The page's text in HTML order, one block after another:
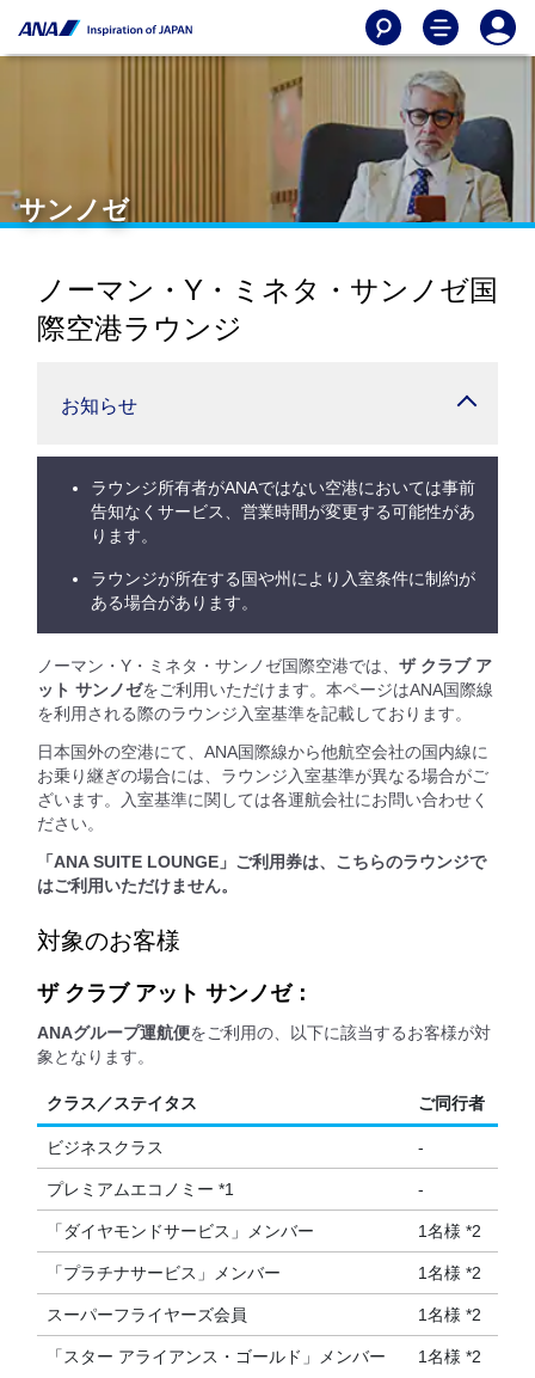
サンノゼ
ノーマン・Y・ミネタ・サンノゼ国
際空港ラウンジ
お知らせ
ラウンジ所有者がANAではない空港においては事前
告知なくサービス、営業時間が変更する可能性があ
ります。
ラウンジが所在する国や州により入室条件に制約が
ある場合があります。
ノーマン・Y・ミネタ・サンノゼ国際空港では、 ザ クラブ ア
ット サンノゼをご利用いただけます。本ページはANA国際線
を利用される際のラウンジ入室基準を記載しております。
日本国外の空港にて、ANA国際線から他航空会社の国内線に
お乗り継ぎの場合には、ラウンジ入室基準が異なる場合がご
ざいます。入室基準に関しては各運航会社にお問い合わせく
ださい。
「ANA SUITE LOUNGE」ご利用券は、こちらのラウンジで
はご利用いただけません。
対象のお客様
ザ クラブ アット サンノゼ：
ANAグループ運航便をご利用の、以下に該当するお客様が対
象となります。
クラス／ステイタス ご同行者
ビジネスクラス -
プレミアムエコノミー *1 -
「ダイヤモンドサービス」メンバー 1名様 *2
「プラチナサービス」メンバー 1名様 *2
スーパーフライヤーズ会員 1名様 *2
「スター アライアンス・ゴールド」メンバー 1名様 *2